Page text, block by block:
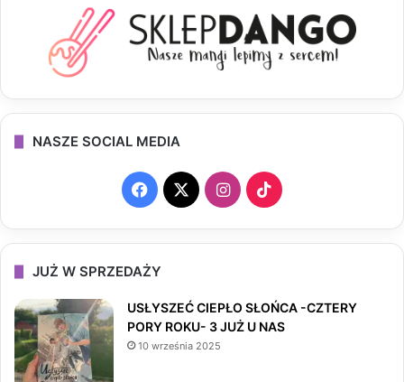
NASZE SOCIAL MEDIA
F
a
c
e
b
X
I
n
a
T
i
T
o
JUŻ W SPRZEDAŻY
USŁYSZEĆ CIEPŁO SŁOŃCA -CZTERY
PORY ROKU- 3 JUŻ U NAS
10 września 2025